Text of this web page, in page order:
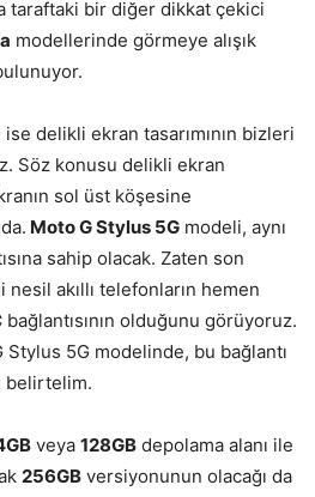
taraftaki bir diğer dikkat çekici
modellerinde görmeye alışık
delikli ekran tasarımının bizleri
Söz konusu delikli ekran
sol üst köşesine
Moto G Stylus 5G modeli, aynı
sahip olacak. Zaten son
nesil akıllı telefonların hemen
bağlantısının olduğunu görüyoruz.
Stylus 5G modelinde, bu bağlantı
belirtelim.
veya 128GB depolama alanı ile
256GB versiyonunun olacağı da